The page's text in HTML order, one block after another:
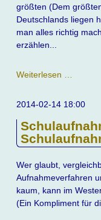
größten (Dem
Deutschlands liegen
man alles richtig
erzählen...
Weiterlesen …
1und1
was
kann
man
hier
2014-02-14 18:00
Wer glaubt,
Aufnahmeverfahren
kaum, kann im
(Ein Kompliment für